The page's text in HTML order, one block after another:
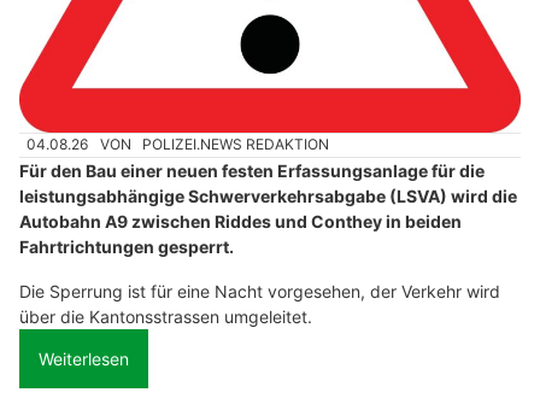
04.08.26 VON POLIZEI.NEWS REDAKTION
Für den Bau einer neuen festen Erfassungsanlage für die
leistungsabhängige Schwerverkehrsabgabe (LSVA) wird die
Autobahn A9 zwischen Riddes und Conthey in beiden
Fahrtrichtungen gesperrt.
Die Sperrung ist für eine Nacht vorgesehen, der Verkehr wird
über die Kantonsstrassen umgeleitet.
Weiterlesen